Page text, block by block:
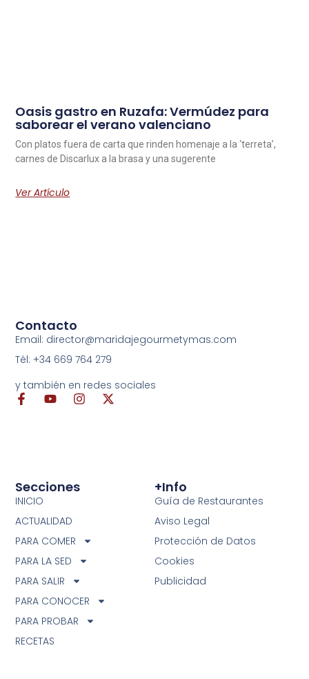
Oasis gastro en Ruzafa: Vermúdez para
saborear el verano valenciano
Con platos fuera de carta que rinden homenaje a la ‘terreta’,
carnes de Discarlux a la brasa y una sugerente
Ver Artículo
+info
Guía de Restaurantes
Aviso Legal
Protección de Datos
Cookies
Publicidad
Secciones
INICIO
ACTUALIDAD
PARA COMER
PARA LA SED
PARA SALIR
PARA CONOCER
PARA PROBAR
RECETAS
Contacto
Email: director@maridajegourmetymas.com
Tél: +34 669 764 279
y también en redes sociales